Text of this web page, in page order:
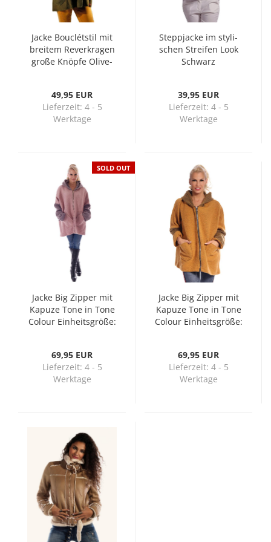
Jacke Bouclétstil mit
brei­tem Re­ver­kra­gen
große Knöp­fe Oli­ve­
49,95 EUR
Lieferzeit: 4 - 5
Werktage
Stepp­ja­cke im sty­li­
schen Strei­fen Look
Schwarz
39,95 EUR
Lieferzeit: 4 - 5
Werktage
SOLD OUT
Jacke Big Zip­per mit
Ka­pu­ze Tone in Tone
Co­lour Ein­heits­grö­ße:
69,95 EUR
Lieferzeit: 4 - 5
Werktage
Jacke Big Zip­per mit
Ka­pu­ze Tone in Tone
Co­lour Ein­heits­grö­ße:
69,95 EUR
Lieferzeit: 4 - 5
Werktage